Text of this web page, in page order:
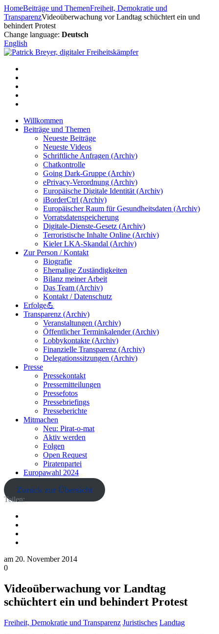
Zum
Inhalt
springen
HomeBeiträge und ThemenFreiheit, Demokratie und
TransparenzVideoüberwachung vor Landtag schüchtert ein und
behindert Protest
Change language: Deutsch
English
Willkommen
Beiträge und Themen
Neueste Beiträge
Neueste Videos
Schriftliche Anfragen (Archiv)
Chatkontrolle
Going Dark-Gruppe (Archiv)
ePrivacy-Verordnung (Archiv)
Europäische Digitale Identität (Archiv)
iBorderCtrl (Archiv)
Europäischer Raum für Gesundheitsdaten (Archiv)
Vorratsdatenspeicherung
Digitale-Dienste-Gesetz (Archiv)
Terroristische Inhalte Online (Archiv)
Kieler LKA-Skandal (Archiv)
Zur Person / Kontakt
Biografie
Ehemalige Zuständigkeiten
Bilanz meiner Arbeit
Das Team (Archiv)
Kontakt / Datenschutz
Erfolge💪
Transparenz (Archiv)
Veranstaltungen (Archiv)
Öffentlicher Terminkalender (Archiv)
Lobbykontakte (Archiv)
Finanzielle Transparenz (Archiv)
Delegationssitzungen (Archiv)
Presse
Pressekontakt
Pressemitteilungen
Pressefotos
Pressebriefings
Presseberichte
Mitmachen
Neu: Pirat-o-mat
Aktiv werden
Folgen
Open Request
Piratenpartei
Europawahl 2024
Zurück zur Übersicht
Teilen:
am 20. November 2014
0
Videoüberwachung vor Landtag
schüchtert ein und behindert Protest
Freiheit, Demokratie und Transparenz Juristisches Landtag